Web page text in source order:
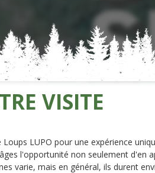
VISITE
Loups LUPO pour une expérience
l'opportunité non seulement d'en
varie, mais en général, ils durent